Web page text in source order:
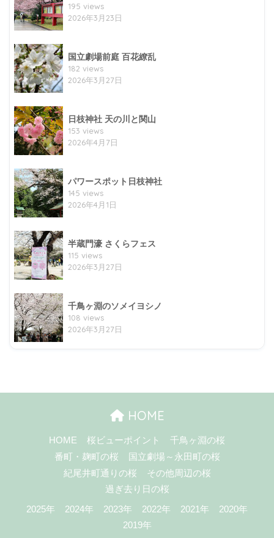
195 views
2026年3月23日
国立劇場前庭 百花繚乱
182 views
2026年3月27日
日枝神社 天の川と関山
153 views
2026年4月7日
パワースポット日枝神社
145 views
2026年4月1日
半蔵門濠 さくらフェス
115 views
2026年3月27日
千鳥ヶ淵のソメイヨシノ
108 views
2026年3月27日
HOME
HOME 桜ビューポイント
千鳥ヶ淵の桜
番町・麹町の桜
国立劇場～永田町の桜
紀尾井町通りの桜
その他周辺の桜
過ぎ去り日の桜
2025年 2024年 2023年 2022年 2021年
2020年
2019年